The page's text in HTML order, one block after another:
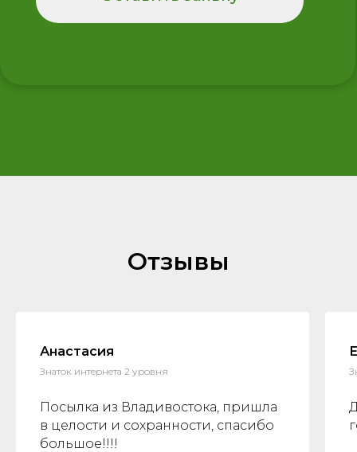
Отзывы
Анастасия
Знаток интернета 2 уровня
Посылка из Владивостока, пришла
в целости и сохранности, спасибо
большое!!!!